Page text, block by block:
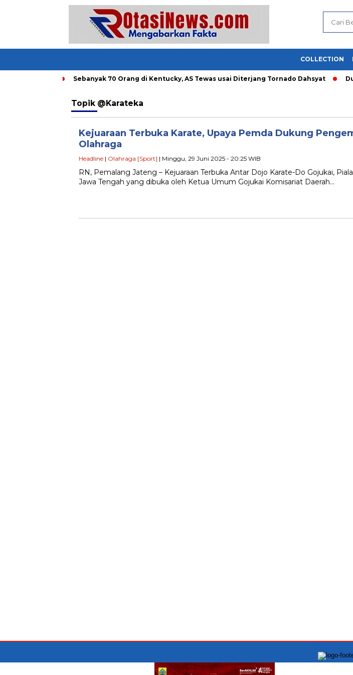
COLLECTION
Sebanyak 70 Orang di Kentucky, AS Tewas usai Diterjang Tornado Dahsyat Dua
Topik @Karateka
Kejuaraan Terbuka Karate, Upaya Pemda Dukung
Olahraga
Headline | Olahraga [Sport] | Minggu, 29 Juni 2025 - 20:25 WIB
RN, Pemalang Jateng – Kejuaraan Terbuka Antar Dojo Karate-Do Gojukai,
Jawa Tengah yang dibuka oleh Ketua Umum Gojukai Komisariat Daerah…
PT.INDONESIA MONITORING
Jln Raya Kelapa Gading Permai